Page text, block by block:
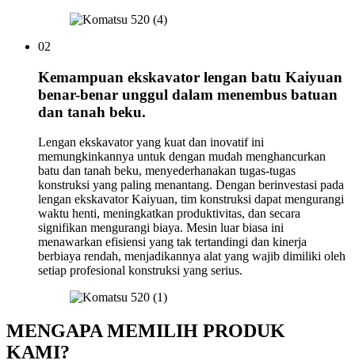
02
Kemampuan ekskavator lengan batu Kaiyuan
benar-benar unggul dalam menembus batuan
dan tanah beku.
Lengan ekskavator yang kuat dan inovatif ini
memungkinkannya untuk dengan mudah menghancurkan
batu dan tanah beku, menyederhanakan tugas-tugas
konstruksi yang paling menantang. Dengan berinvestasi pada
lengan ekskavator Kaiyuan, tim konstruksi dapat mengurangi
waktu henti, meningkatkan produktivitas, dan secara
signifikan mengurangi biaya. Mesin luar biasa ini
menawarkan efisiensi yang tak tertandingi dan kinerja
berbiaya rendah, menjadikannya alat yang wajib dimiliki oleh
setiap profesional konstruksi yang serius.
MENGAPA MEMILIH PRODUK
KAMI?